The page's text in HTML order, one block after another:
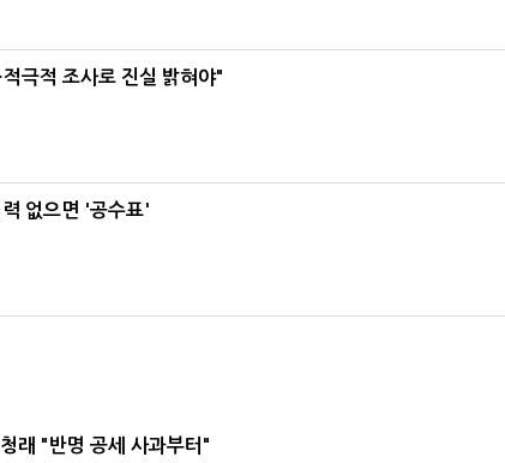
극적 조사로 진실 밝혀야"
없으면 '공수표'
래 "반명 공세 사과부터"